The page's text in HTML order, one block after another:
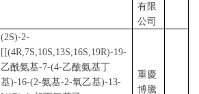
有限
公司
(2S)-2-
[[(4R,7S,10S,13S,16S,19R)-19-
乙酰氨基-7-(4-乙酰氨基丁
基)-16-(2-氨基-2-氧乙基)-13-
重慶
博騰